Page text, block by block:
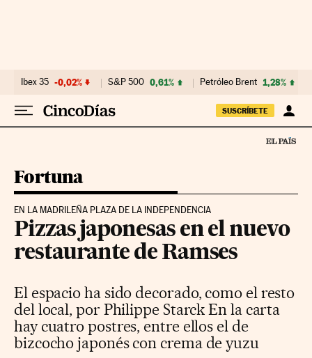
Ibex 35 -0,02% S&P 500 0,61% Petróleo Brent 1,28%
SUSCRÍBETE
Fortuna
EN LA MADRILEÑA PLAZA DE LA INDEPENDENCIA
Pizzas japonesas en el nuevo
restaurante de Ramses
El espacio ha sido decorado, como el resto
del local, por Philippe Starck En la carta
hay cuatro postres, entre ellos el de
bizcocho japonés con crema de yuzu